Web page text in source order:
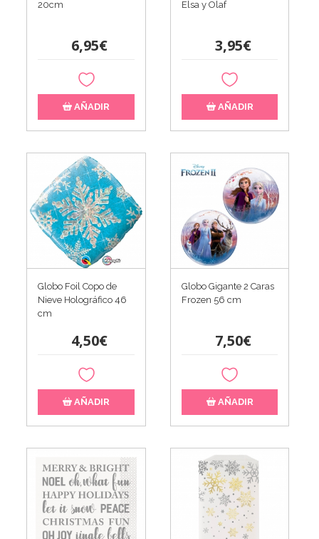
20cm
6,95€
AÑADIR
Elsa y Olaf
3,95€
AÑADIR
Globo Foil Copo de
Nieve Holográfico 46
cm
4,50€
AÑADIR
Globo Gigante 2 Caras
Frozen 56 cm
7,50€
AÑADIR